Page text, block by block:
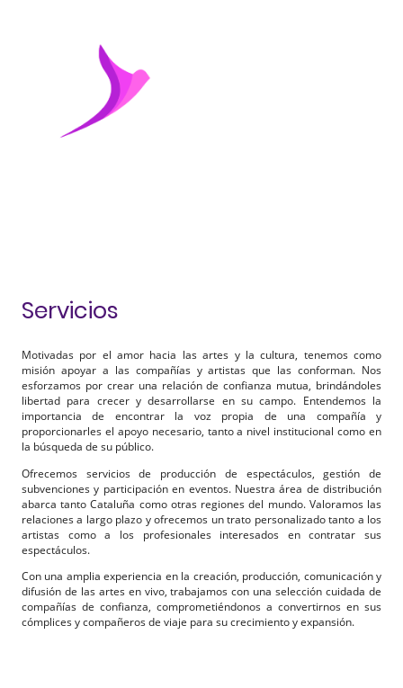
Servicios
Motivadas por el amor hacia las artes y la cultura, tenemos como
misión apoyar a las compañías y artistas que las conforman. Nos
esforzamos por crear una relación de confianza mutua, brindándoles
libertad para crecer y desarrollarse en su campo. Entendemos la
importancia de encontrar la voz propia de una compañía y
proporcionarles el apoyo necesario, tanto a nivel institucional como en
la búsqueda de su público.
Ofrecemos servicios de producción de espectáculos, gestión de
subvenciones y participación en eventos. Nuestra área de distribución
abarca tanto Cataluña como otras regiones del mundo. Valoramos las
relaciones a largo plazo y ofrecemos un trato personalizado tanto a los
artistas como a los profesionales interesados en contratar sus
espectáculos.
Con una amplia experiencia en la creación, producción, comunicación y
difusión de las artes en vivo, trabajamos con una selección cuidada de
compañías de confianza, comprometiéndonos a convertirnos en sus
cómplices y compañeros de viaje para su crecimiento y expansión.